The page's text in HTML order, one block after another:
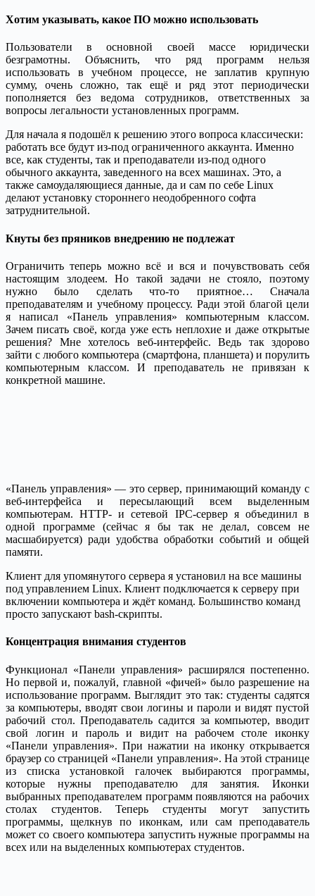
Хотим указывать, какое ПО можно использовать
Пользователи в основной своей массе юридически
безграмотны. Объяснить, что ряд программ нельзя
использовать в учебном процессе, не заплатив крупную
сумму, очень сложно, так ещё и ряд этот периодически
пополняется без ведома сотрудников, ответственных за
вопросы легальности установленных программ.
Для начала я подошёл к решению этого вопроса классически:
работать все будут из-под ограниченного аккаунта. Именно
все, как студенты, так и преподаватели из-под одного
обычного аккаунта, заведенного на всех машинах. Это, а
также самоудаляющиеся данные, да и сам по себе Linux
делают установку стороннего неодобренного софта
затруднительной.
Кнуты без пряников внедрению не подлежат
Ограничить теперь можно всё и вся и почувствовать себя
настоящим злодеем. Но такой задачи не стояло, поэтому
нужно было сделать что-то приятное… Сначала
преподавателям и учебному процессу. Ради этой благой цели
я написал «Панель управления» компьютерным классом.
Зачем писать своё, когда уже есть неплохие и даже открытые
решения? Мне хотелось веб-интерфейс. Ведь так здорово
зайти с любого компьютера (смартфона, планшета) и порулить
компьютерным классом. И преподаватель не привязан к
конкретной машине.
«Панель управления» — это сервер, принимающий команду с
веб-интерфейса и пересылающий всем выделенным
компьютерам. HTTP- и сетевой IPC-сервер я объединил в
одной программе (сейчас я бы так не делал, совсем не
масшабируется) ради удобства обработки событий и общей
памяти.
Клиент для упомянутого сервера я установил на все машины
под управлением Linux. Клиент подключается к серверу при
включении компьютера и ждёт команд. Большинство команд
просто запускают bash-скрипты.
Концентрация внимания студентов
Функционал «Панели управления» расширялся постепенно.
Но первой и, пожалуй, главной «фичей» было разрешение на
использование программ. Выглядит это так: студенты садятся
за компьютеры, вводят свои логины и пароли и видят пустой
рабочий стол. Преподаватель садится за компьютер, вводит
свой логин и пароль и видит на рабочем столе иконку
«Панели управления». При нажатии на иконку открывается
браузер со страницей «Панели управления». На этой странице
из списка установкой галочек выбираются программы,
которые нужны преподавателю для занятия. Иконки
выбранных преподавателем программ появляются на рабочих
столах студентов. Теперь студенты могут запустить
программы, щелкнув по иконкам, или сам преподаватель
может со своего компьютера запустить нужные программы на
всех или на выделенных компьютерах студентов.